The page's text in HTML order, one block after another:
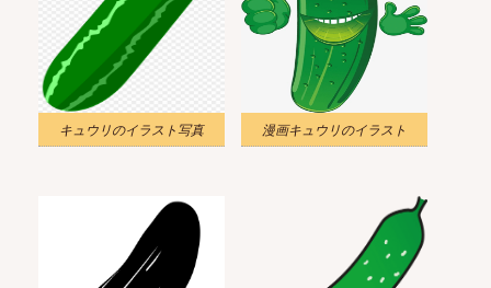
キュウリのイラスト写真 漫画キュウリのイラスト